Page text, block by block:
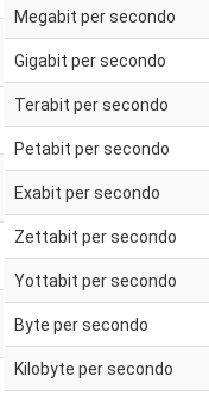
Megabit per secondo
Gigabit per secondo
Terabit per secondo
Petabit per secondo
Exabit per secondo
Zettabit per secondo
Yottabit per secondo
Byte per secondo
Kilobyte per secondo